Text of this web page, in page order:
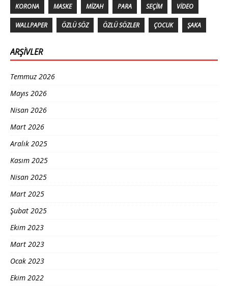
KORONA MASKE MIZAH PARA SEÇIM VIDEO
WALLPAPER ÖZLÜ SÖZ ÖZLÜ SÖZLER ÇOCUK ŞAKA
ARŞIVLER
Temmuz 2026
Mayıs 2026
Nisan 2026
Mart 2026
Aralık 2025
Kasım 2025
Nisan 2025
Mart 2025
Şubat 2025
Ekim 2023
Mart 2023
Ocak 2023
Ekim 2022